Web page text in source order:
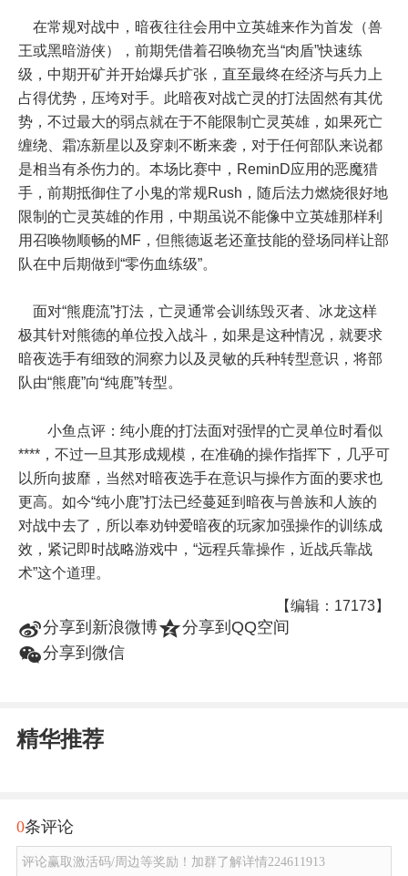
在常规对战中，暗夜往往会用中立英雄来作为首发（兽
王或黑暗游侠），前期凭借着召唤物充当“肉盾”快速练
级，中期开矿并开始爆兵扩张，直至最终在经济与兵力上
占得优势，压垮对手。此暗夜对战亡灵的打法固然有其优
势，不过最大的弱点就在于不能限制亡灵英雄，如果死亡
缠绕、霜冻新星以及穿刺不断来袭，对于任何部队来说都
是相当有杀伤力的。本场比赛中，ReminD应用的恶魔猎
手，前期抵御住了小鬼的常规Rush，随后法力燃烧很好地
限制的亡灵英雄的作用，中期虽说不能像中立英雄那样利
用召唤物顺畅的MF，但熊德返老还童技能的登场同样让部
队在中后期做到“零伤血练级”。
面对“熊鹿流”打法，亡灵通常会训练毁灭者、冰龙这样
极其针对熊德的单位投入战斗，如果是这种情况，就要求
暗夜选手有细致的洞察力以及灵敏的兵种转型意识，将部
队由“熊鹿”向“纯鹿”转型。
小鱼点评：纯小鹿的打法面对强悍的亡灵单位时看似
****，不过一旦其形成规模，在准确的操作指挥下，几乎可
以所向披靡，当然对暗夜选手在意识与操作方面的要求也
更高。如今“纯小鹿”打法已经蔓延到暗夜与兽族和人族的
对战中去了，所以奉劝钟爱暗夜的玩家加强操作的训练成
效，紧记即时战略游戏中，“远程兵靠操作，近战兵靠战
术”这个道理。
【编辑：17173】
t分享到新浪微博z分享到QQ空间
w分享到微信
精华推荐
0条评论
评论赢取激活码/周边等奖励！加群了解详情224611913